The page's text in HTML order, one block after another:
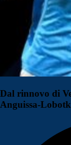
Dal rinnovo di
Anguissa-